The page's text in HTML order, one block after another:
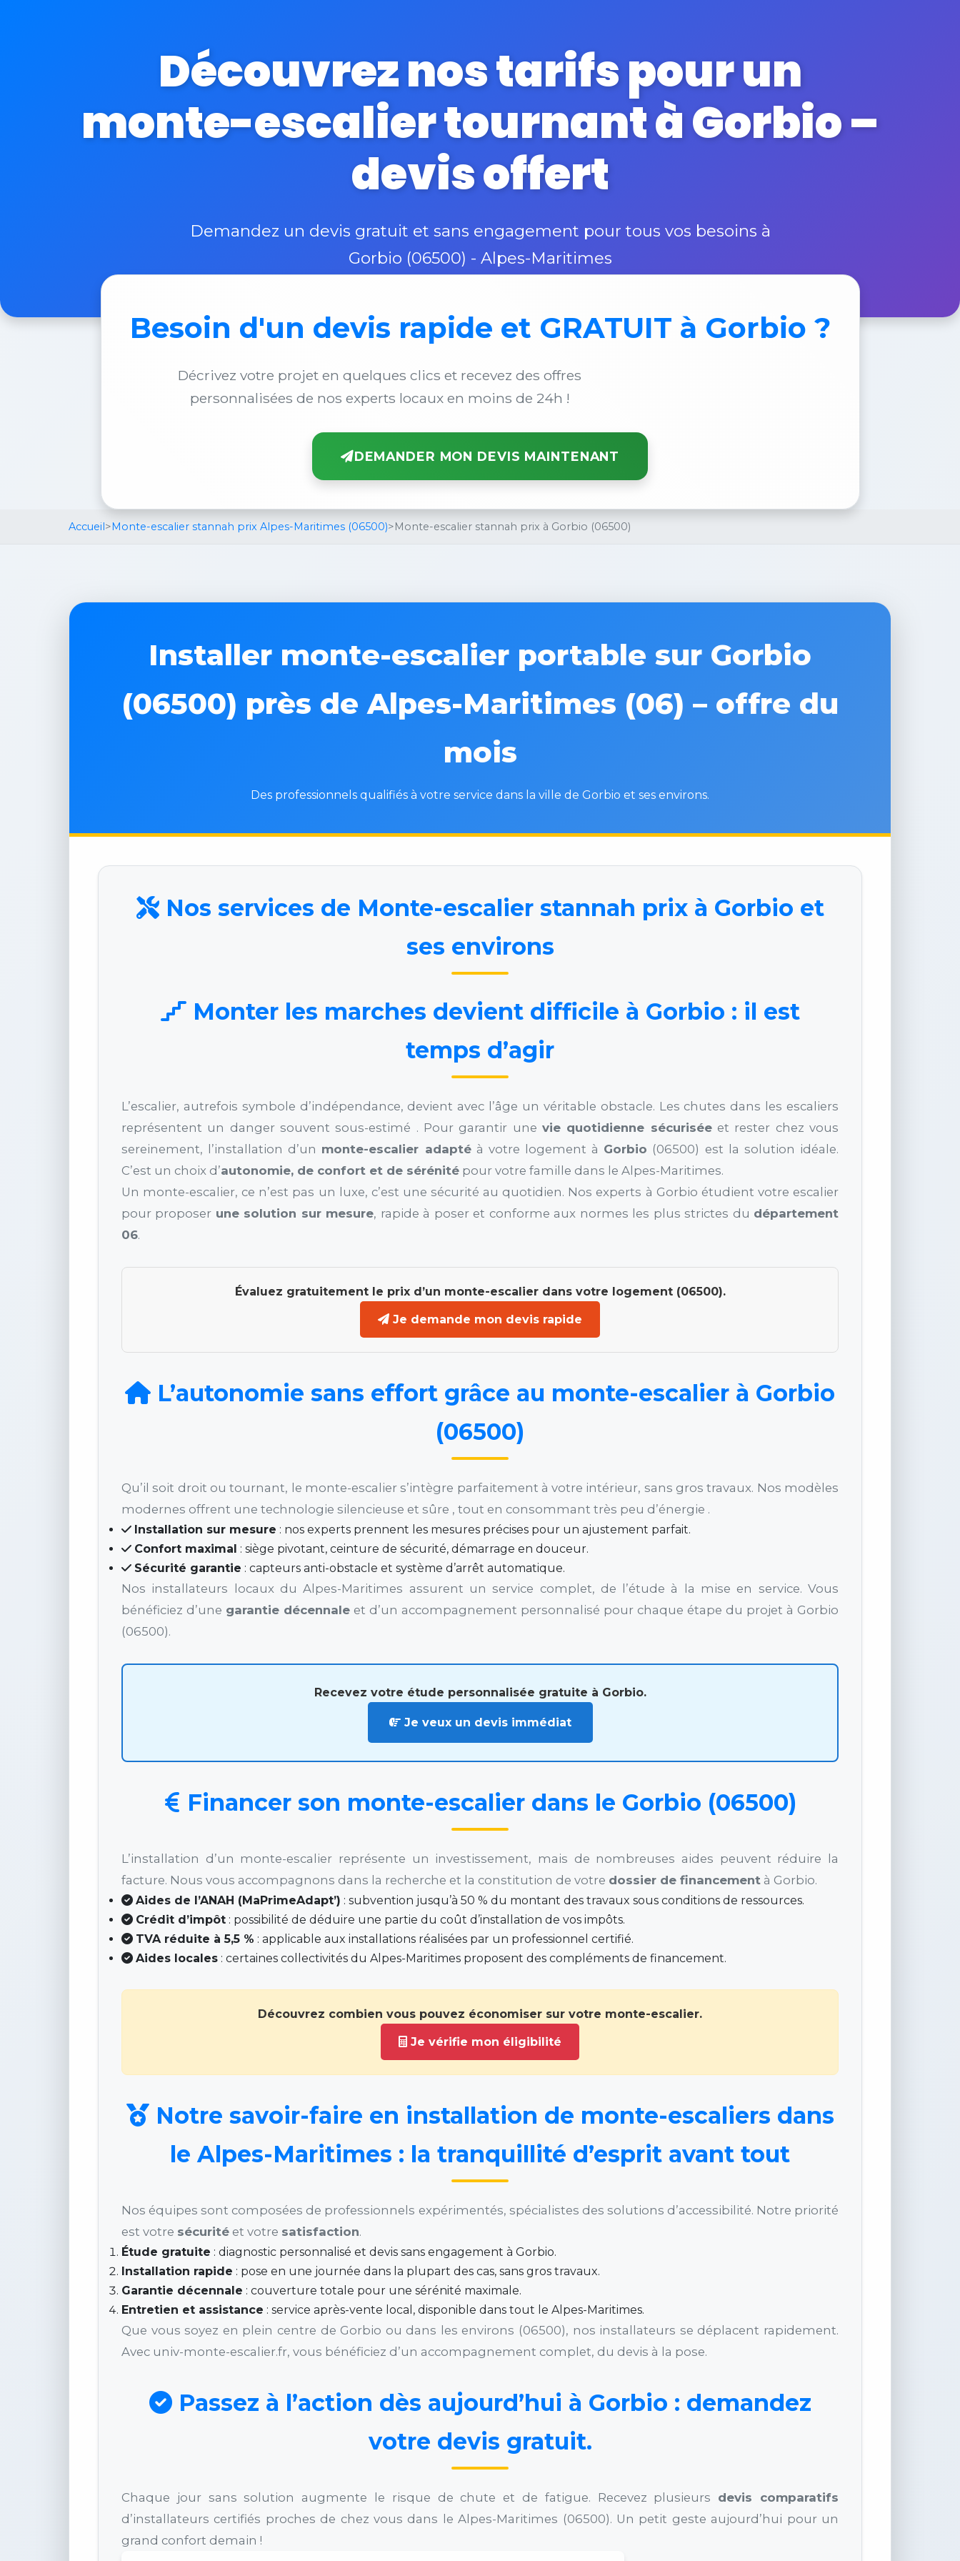
Découvrez nos tarifs pour un
monte-escalier tournant à Gorbio –
devis offert
Demandez un devis gratuit et sans engagement pour tous vos besoins à
Gorbio (06500) - Alpes-Maritimes
Besoin d'un devis rapide et GRATUIT à Gorbio ?
Décrivez votre projet en quelques clics et recevez des offres
personnalisées de nos experts locaux en moins de 24h !
DEMANDER MON DEVIS MAINTENANT
Accueil > Monte-escalier stannah prix Alpes-Maritimes (06500)> Monte-escalier stannah prix à Gorbio (06500)
Installer monte-escalier portable sur Gorbio
(06500) près de Alpes-Maritimes (06) – offre du
mois
Des professionnels qualifiés à votre service dans la ville de Gorbio et ses environs.
Nos services de Monte-escalier stannah prix à Gorbio et
ses environs
Monter les marches devient difficile à Gorbio : il est
temps d’agir
L’escalier, autrefois symbole d’indépendance, devient avec l’âge un véritable obstacle. Les chutes dans les escaliers
représentent un danger souvent sous-estimé . Pour garantir une vie quotidienne sécuriséeet rester chez vous
sereinement, l’installation d’un monte-escalier adaptéà votre logement à Gorbio (06500) est la solution idéale.
C’est un choix d’autonomie, de confort et de sérénité pour votre famille dans le Alpes-Maritimes.
Un monte-escalier, ce n’est pas un luxe, c’est une sécurité au quotidien. Nos experts à Gorbio étudient votre escalier
pour proposer une solution sur mesure, rapide à poser et conforme aux normes les plus strictes du département
06.
Évaluez gratuitement le prix d’un monte-escalier dans votre logement (06500).
Je demande mon devis rapide
L’autonomie sans effort grâce au monte-escalier à Gorbio
(06500)
Qu’il soit droit ou tournant, le monte-escalier s’intègre parfaitement à votre intérieur, sans gros travaux. Nos modèles
modernes offrent une technologie silencieuse et sûre , tout en consommant très peu d’énergie .
Installation sur mesure : nos experts prennent les mesures précises pour un ajustement parfait.
Confort maximal : siège pivotant, ceinture de sécurité, démarrage en douceur.
Sécurité garantie : capteurs anti-obstacle et système d’arrêt automatique.
Nos installateurs locaux du Alpes-Maritimes assurent un service complet, de l’étude à la mise en service. Vous
bénéficiez d’une garantie décennale et d’un accompagnement personnalisé pour chaque étape du projet à Gorbio
(06500).
Recevez votre étude personnalisée gratuite à Gorbio.
Je veux un devis immédiat
Financer son monte-escalier dans le Gorbio (06500)
L’installation d’un monte-escalier représente un investissement, mais de nombreuses aides peuvent réduire la
facture. Nous vous accompagnons dans la recherche et la constitution de votre dossier de financement à Gorbio.
Aides de l’ANAH (MaPrimeAdapt’) : subvention jusqu’à 50 % du montant des travaux sous conditions de ressources.
Crédit d’impôt : possibilité de déduire une partie du coût d’installation de vos impôts.
TVA réduite à 5,5 % : applicable aux installations réalisées par un professionnel certifié.
Aides locales : certaines collectivités du Alpes-Maritimes proposent des compléments de financement.
Découvrez combien vous pouvez économiser sur votre monte-escalier.
Je vérifie mon éligibilité
Notre savoir-faire en installation de monte-escaliers dans
le Alpes-Maritimes : la tranquillité d’esprit avant tout
Nos équipes sont composées de professionnels expérimentés, spécialistes des solutions d’accessibilité. Notre priorité
est votre sécurité et votre satisfaction.
Étude gratuite : diagnostic personnalisé et devis sans engagement à Gorbio.
Installation rapide : pose en une journée dans la plupart des cas, sans gros travaux.
Garantie décennale : couverture totale pour une sérénité maximale.
Entretien et assistance : service après-vente local, disponible dans tout le Alpes-Maritimes.
Que vous soyez en plein centre de Gorbio ou dans les environs (06500), nos installateurs se déplacent rapidement.
Avec univ-monte-escalier.fr, vous bénéficiez d’un accompagnement complet, du devis à la pose.
Passez à l’action dès aujourd’hui à Gorbio : demandez
votre devis gratuit.
Chaque jour sans solution augmente le risque de chute et de fatigue. Recevez plusieurs devis comparatifs
d’installateurs certifiés proches de chez vous dans le Alpes-Maritimes (06500). Un petit geste aujourd’hui pour un
grand confort demain !